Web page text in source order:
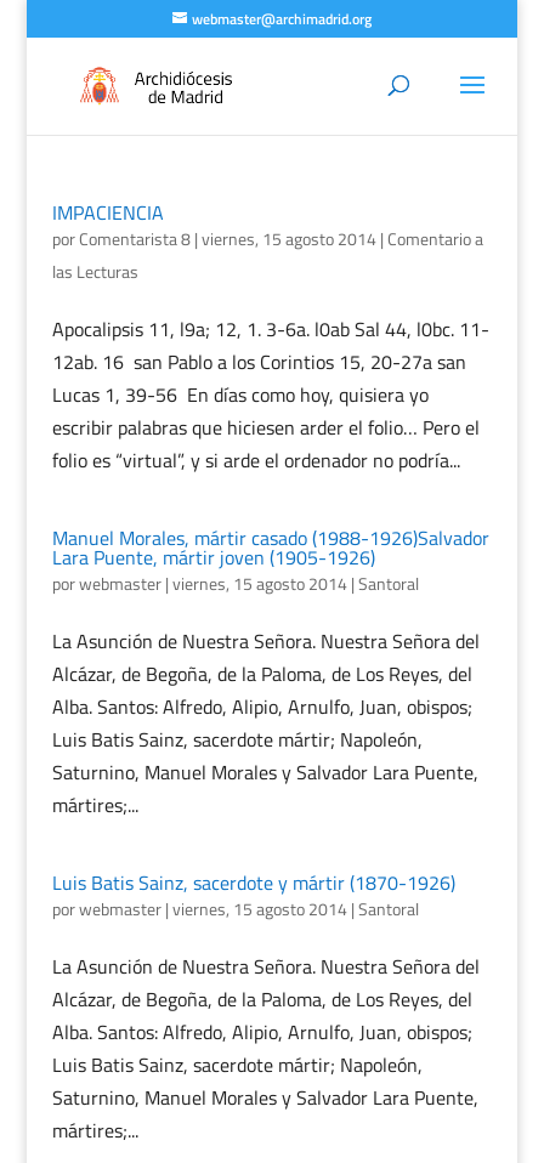
webmaster@archimadrid.org
IMPACIENCIA
porComentarista 8|viernes, 15 agosto 2014|Comentario a
las Lecturas
Apocalipsis 11, l9a; 12, 1. 3-6a. l0ab Sal 44, l0bc. 11-
12ab. 16 san Pablo a los Corintios 15, 20-27a san
Lucas 1, 39-56 En días como hoy, quisiera yo
escribir palabras que hiciesen arder el folio… Pero el
folio es “virtual”, y si arde el ordenador no podría...
Manuel Morales, mártir casado (1988-1926)Salvador
Lara Puente, mártir joven (1905-1926)
porwebmaster|viernes, 15 agosto 2014|Santoral
La Asunción de Nuestra Señora. Nuestra Señora del
Alcázar, de Begoña, de la Paloma, de Los Reyes, del
Alba. Santos: Alfredo, Alipio, Arnulfo, Juan, obispos;
Luis Batis Sainz, sacerdote mártir; Napoleón,
Saturnino, Manuel Morales y Salvador Lara Puente,
mártires;...
Luis Batis Sainz, sacerdote y mártir (1870-1926)
porwebmaster|viernes, 15 agosto 2014|Santoral
La Asunción de Nuestra Señora. Nuestra Señora del
Alcázar, de Begoña, de la Paloma, de Los Reyes, del
Alba. Santos: Alfredo, Alipio, Arnulfo, Juan, obispos;
Luis Batis Sainz, sacerdote mártir; Napoleón,
Saturnino, Manuel Morales y Salvador Lara Puente,
mártires;...